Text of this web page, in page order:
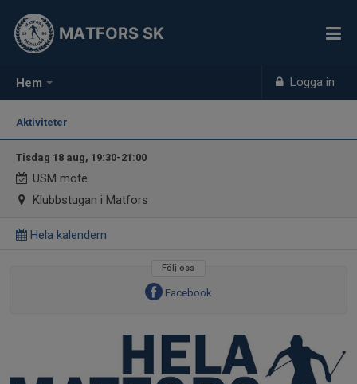
Hem Logga in
MATFORS SK
Aktiviteter
Tisdag 18 aug, 19:30-21:00
USM möte
Klubbstugan i Matfors
Hela kalendern
Följ oss
Facebook